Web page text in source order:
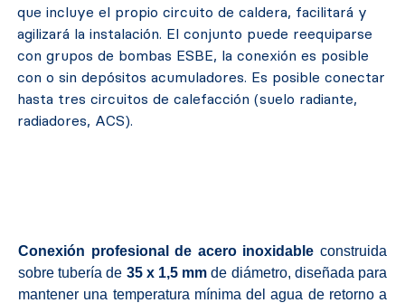
que incluye el propio circuito de caldera, facilitará y
agilizará la instalación. El conjunto puede reequiparse
con grupos de bombas ESBE, la conexión es posible
con o sin depósitos acumuladores. Es posible conectar
hasta tres circuitos de calefacción (suelo radiante,
radiadores, ACS).
Conexión profesional de acero inoxidable construida
sobre tubería de 35 x 1,5 mm de diámetro, diseñada para
mantener una temperatura mínima del agua de retorno a